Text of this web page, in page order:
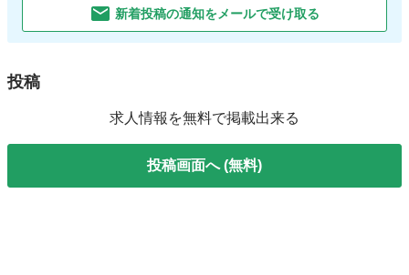
新着投稿の通知をメールで受け取る
投稿
求人情報を無料で掲載出来る
投稿画面へ (無料)